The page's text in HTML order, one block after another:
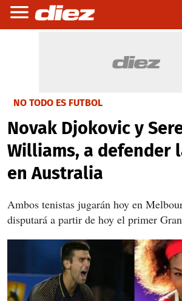
NO TODO ES FUTBOL
Novak Djokovic y
Williams, a defender
en Australia
Ambos tenistas jugarán hoy en
disputará a partir de hoy el primer